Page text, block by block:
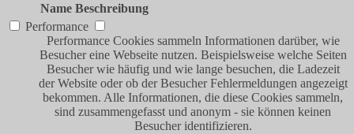
Name Beschreibung
Performance
Performance Cookies sammeln Informationen darüber, wie
Besucher eine Webseite nutzen. Beispielsweise welche Seiten
Besucher wie häufig und wie lange besuchen, die Ladezeit
der Website oder ob der Besucher Fehlermeldungen angezeigt
bekommen. Alle Informationen, die diese Cookies sammeln,
sind zusammengefasst und anonym - sie können keinen
Besucher identifizieren.